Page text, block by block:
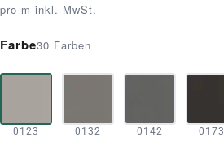
pro m inkl. MwSt.
Farbe30 Farben
0123 0132 0142 0173